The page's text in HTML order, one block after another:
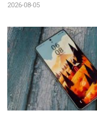
2026-08-05